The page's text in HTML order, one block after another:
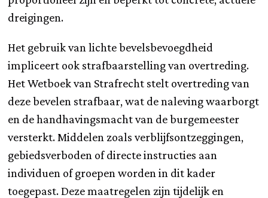
dreigingen.
Het gebruik van lichte bevelsbevoegdheid
impliceert ook strafbaarstelling van overtreding.
Het Wetboek van Strafrecht stelt overtreding van
deze bevelen strafbaar, wat de naleving waarborgt
en de handhavingsmacht van de burgemeester
versterkt. Middelen zoals verblijfsontzeggingen,
gebiedsverboden of directe instructies aan
individuen of groepen worden in dit kader
toegepast. Deze maatregelen zijn tijdelijk en